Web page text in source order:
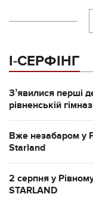
І-СЕРФІНГ
Зʼявилися перші
рівненській
Вже незабаром у
Starland
2 серпня у
STARLAND